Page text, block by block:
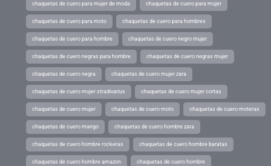
chaquetas de cuero para mujer de moda chaquetas de cuero para mujer
chaquetas de cuero para moto chaquetas de cuero para hombres
chaquetas de cuero para hombre chaquetas de cuero negro mujer
chaquetas de cuero negras para hombre chaquetas de cuero negras mujer
chaquetas de cuero negra chaquetas de cuero mujer zara
chaquetas de cuero mujer stradivarius chaquetas de cuero mujer cortas
chaquetas de cuero mujer chaquetas de cuero moto chaquetas de cuero moteras
chaquetas de cuero mango chaquetas de cuero hombre zara
chaquetas de cuero hombre rockeras chaquetas de cuero hombre baratas
chaquetas de cuero hombre amazon chaquetas de cuero hombre